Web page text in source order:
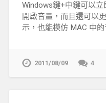
Windows鍵+中鍵可以立
開啟音量，而且還可以
示，也能模仿 MAC 中的
2011/08/09 4